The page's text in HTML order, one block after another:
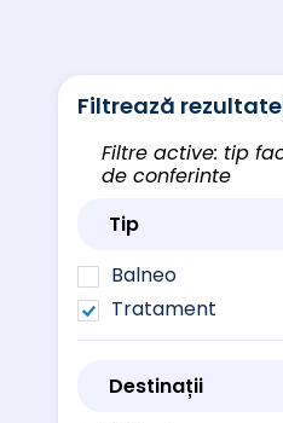
Filtrează
Filtre active: tip
de conferinte
Tip
Balneo
Tratament
Destinații